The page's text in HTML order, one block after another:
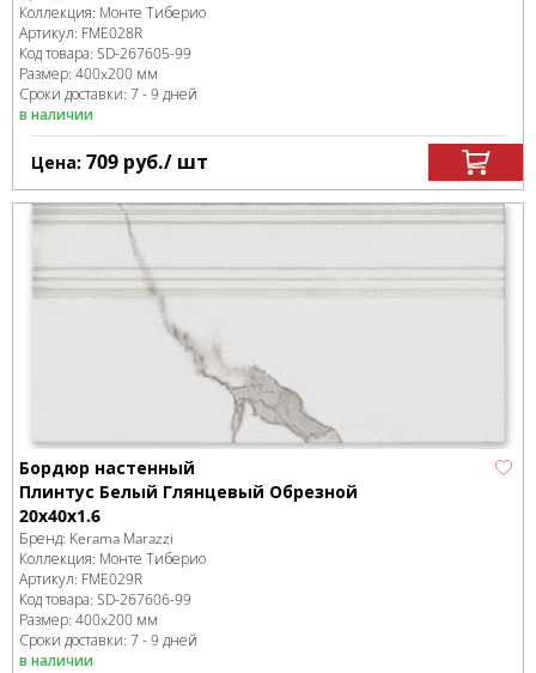
Коллекция: Монте Тиберио
Артикул: FME028R
Код товара: SD-267605-99
Размер: 400x200 мм
Сроки доставки: 7 - 9 дней
в наличии
Цена: 709 руб./ шт
Бордюр настенный
Плинтус Белый Глянцевый Обрезной
20x40x1.6
Бренд: Kerama Marazzi
Коллекция: Монте Тиберио
Артикул: FME029R
Код товара: SD-267606-99
Размер: 400x200 мм
Сроки доставки: 7 - 9 дней
в наличии